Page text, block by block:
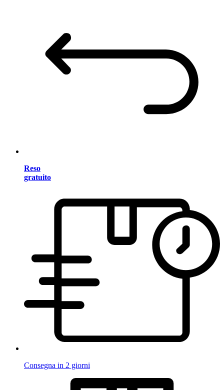
Reso
gratuito
Consegna in 2 giorni